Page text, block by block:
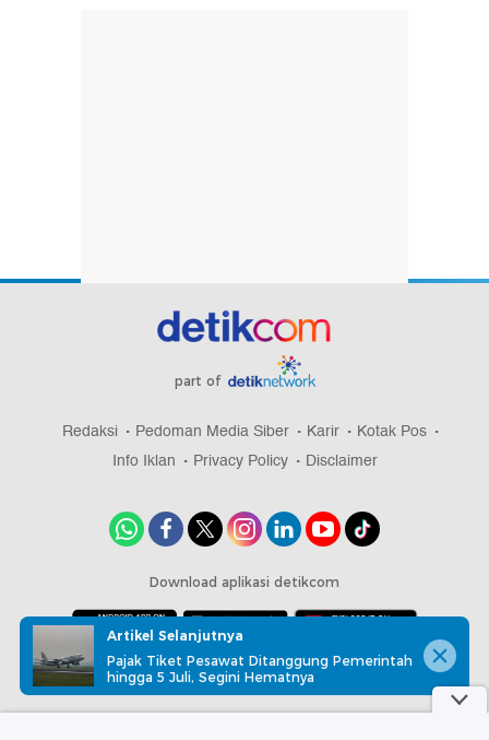
part of
Redaksi Pedoman Media Siber Karir
Kotak Pos
Info Iklan
Privacy Policy Disclaimer
Download aplikasi detikcom
Copyright @ 2026 detikcom, All right reserved
Artikel Selanjutnya
Pajak Tiket Pesawat Ditanggung Pemerintah
hingga 5 Juli, Segini Hematnya